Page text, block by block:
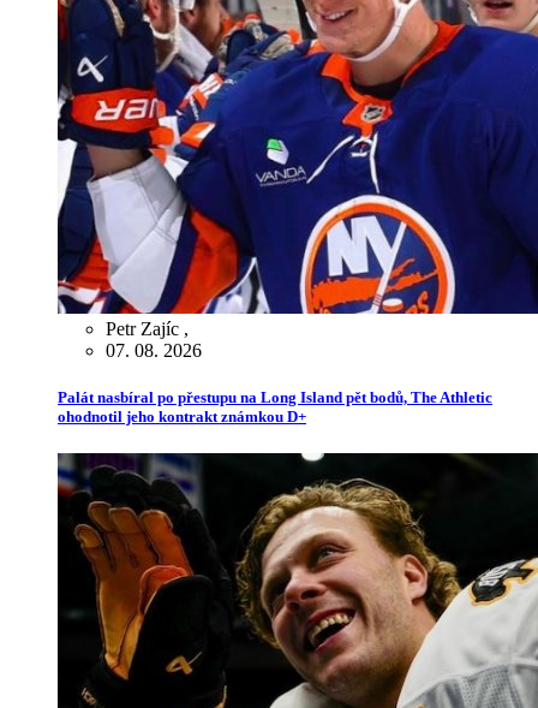
Petr Zajíc ,
07. 08. 2026
Palát nasbíral po přestupu na Long Island pět bodů, The Athletic
ohodnotil jeho kontrakt známkou D+